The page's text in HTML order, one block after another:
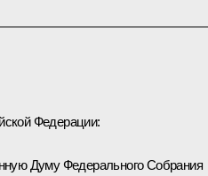
Федерации:
Думу Федерального Собрания